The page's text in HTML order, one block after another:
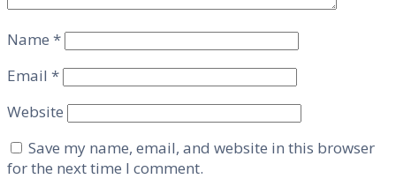
Name *
Email *
Website
Save my name, email, and website in this browser
for the next time I comment.